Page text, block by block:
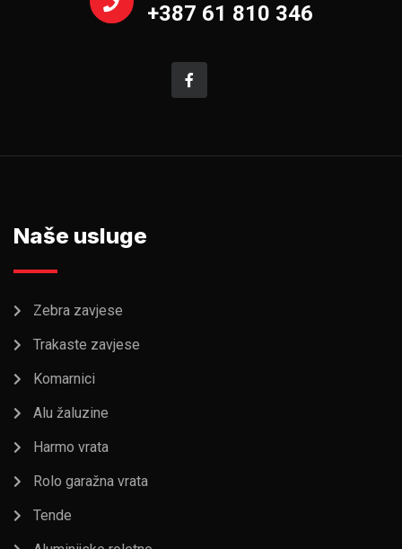
+387 61 810 346
Naše usluge
Zebra zavjese
Trakaste zavjese
Komarnici
Alu žaluzine
Harmo vrata
Rolo garažna vrata
Tende